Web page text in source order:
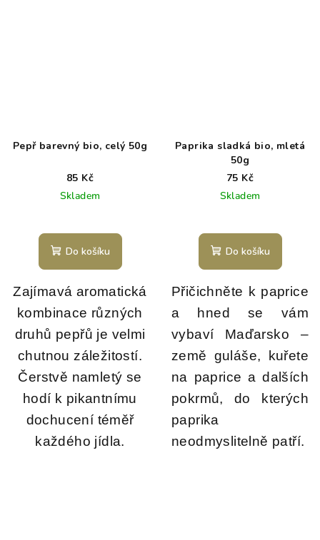
Pepř barevný bio, celý 50g
85 Kč
Skladem
Do košíku
Zajímavá aromatická
kombinace různých
druhů pepřů je velmi
chutnou záležitostí.
Čerstvě namletý se
hodí k pikantnímu
dochucení téměř
každého jídla.
Paprika sladká bio, mletá
50g
75 Kč
Skladem
Do košíku
Přičichněte k paprice
a hned se vám
vybaví Maďarsko –
země guláše, kuřete
na paprice a dalších
pokrmů, do kterých
paprika
neodmyslitelně patří.